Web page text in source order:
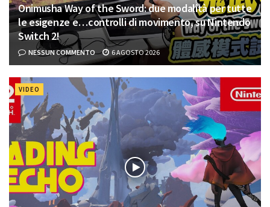
Onimusha Way of the Sword: due modalità per tutte
le esigenze e…controlli di movimento, su Nintendo
Switch 2!
NESSUN COMMENTO 6 AGOSTO 2026
VIDEO